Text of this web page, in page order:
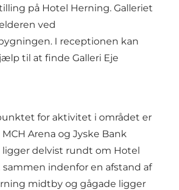
på Hotel Herning. Galleriet
ved
I receptionen kan
til at finde Galleri Eje
for aktivitet i området er
Arena og Jyske Bank
ligger delvist rundt om Hotel
indenfor en afstand af
midtby og gågade ligger